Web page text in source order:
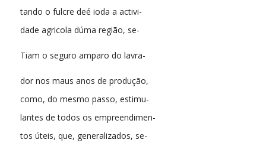
tando o fulcre deé ioda a activi-
dade agricola dúma região, se-
Tiam o seguro amparo do lavra-
dor nos maus anos de produção,
como, do mesmo passo, estimu-
lantes de todos os empreendimen-
tos úteis, que, generalizados, se-